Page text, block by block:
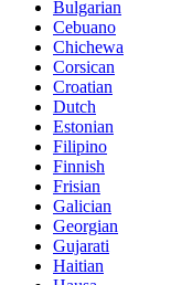
Bulgarian
Cebuano
Chichewa
Corsican
Croatian
Dutch
Estonian
Filipino
Finnish
Frisian
Galician
Georgian
Gujarati
Haitian